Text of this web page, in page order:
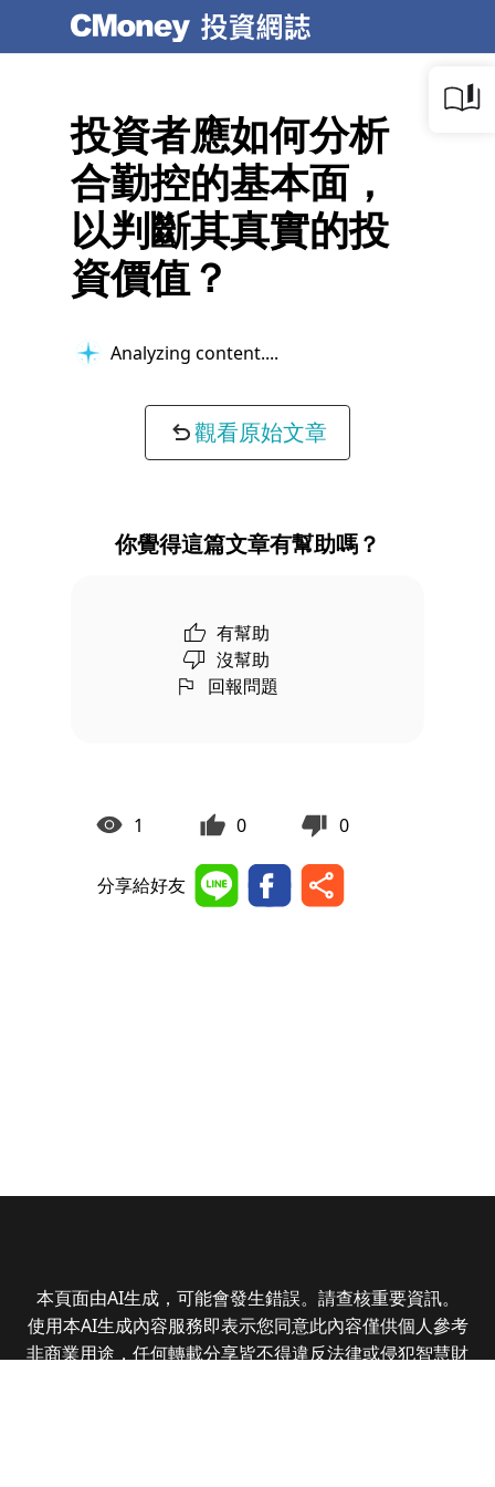
投資者應如何分析
合勤控的基本面，
以判斷其真實的投
資價值？
Analyzing content...
觀看原始文章
你覺得這篇文章有幫助嗎？
有幫助
沒幫助
回報問題
1 0 0
分享給好友
本頁面由AI生成，可能會發生錯誤。請查核重要資訊。
使用本AI生成內容服務即表示您同意此內容僅供個人參考
非商業用途，任何轉載分享皆不得違反法律或侵犯智慧財